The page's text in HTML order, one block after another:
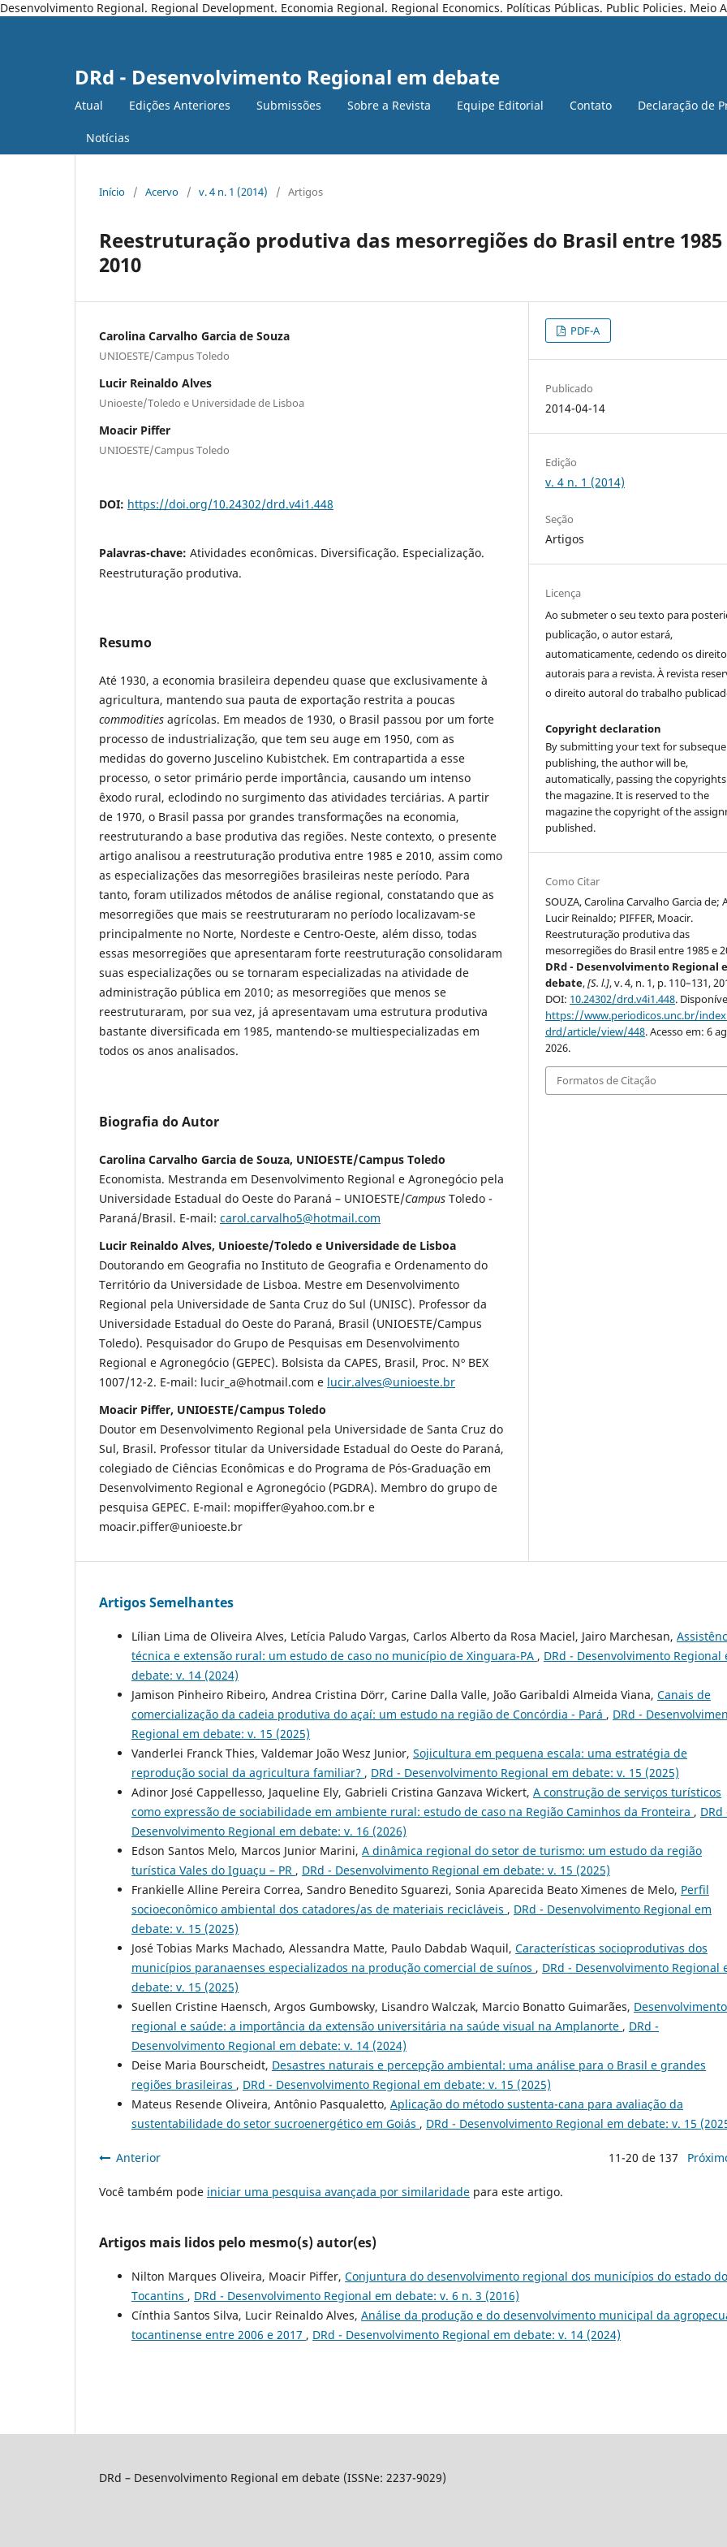
Desenvolvimento Regional. Regional Development. Economia Regional. Regional Economics. Políticas Públicas. Public Policies. Meio
DRd - Desenvolvimento Regional em debate
Atual Edições Anteriores Submissões Sobre a Revista Equipe Editorial Contato Declaração de
Notícias
Início / Acervo / v. 4 n. 1 (2014) / Artigos
Reestruturação produtiva das mesorregiões do Brasil entre 1985
2010
Carolina Carvalho Garcia de Souza
UNIOESTE/Campus Toledo
Lucir Reinaldo Alves
Unioeste/Toledo e Universidade de Lisboa
Moacir Piffer
UNIOESTE/Campus Toledo
DOI: https://doi.org/10.24302/drd.v4i1.448
Palavras-chave: Atividades econômicas. Diversificação. Especialização.
Reestruturação produtiva.
Resumo
Até 1930, a economia brasileira dependeu quase que exclusivamente à
agricultura, mantendo sua pauta de exportação restrita a poucas
commodities agrícolas. Em meados de 1930, o Brasil passou por um forte
processo de industrialização, que tem seu auge em 1950, com as
medidas do governo Juscelino Kubistchek. Em contrapartida a esse
processo, o setor primário perde importância, causando um intenso
êxodo rural, eclodindo no surgimento das atividades terciárias. A partir
de 1970, o Brasil passa por grandes transformações na economia,
reestruturando a base produtiva das regiões. Neste contexto, o presente
artigo analisou a reestruturação produtiva entre 1985 e 2010, assim como
as especializações das mesorregiões brasileiras neste período. Para
tanto, foram utilizados métodos de análise regional, constatando que as
mesorregiões que mais se reestruturaram no período localizavam-se
principalmente no Norte, Nordeste e Centro-Oeste, além disso, todas
essas mesorregiões que apresentaram forte reestruturação consolidaram
suas especializações ou se tornaram especializadas na atividade de
administração pública em 2010; as mesorregiões que menos se
reestruturaram, por sua vez, já apresentavam uma estrutura produtiva
bastante diversificada em 1985, mantendo-se multiespecializadas em
todos os anos analisados.
Biografia do Autor
Carolina Carvalho Garcia de Souza, UNIOESTE/Campus Toledo
Economista. Mestranda em Desenvolvimento Regional e Agronegócio pela
Universidade Estadual do Oeste do Paraná – UNIOESTE/Campus Toledo -
Paraná/Brasil. E-mail: carol.carvalho5@hotmail.com
Lucir Reinaldo Alves, Unioeste/Toledo e Universidade de Lisboa
Doutorando em Geografia no Instituto de Geografia e Ordenamento do
Território da Universidade de Lisboa. Mestre em Desenvolvimento
Regional pela Universidade de Santa Cruz do Sul (UNISC). Professor da
Universidade Estadual do Oeste do Paraná, Brasil (UNIOESTE/Campus
Toledo). Pesquisador do Grupo de Pesquisas em Desenvolvimento
Regional e Agronegócio (GEPEC). Bolsista da CAPES, Brasil, Proc. Nº BEX
1007/12-2. E-mail: lucir_a@hotmail.com e lucir.alves@unioeste.br
Moacir Piffer, UNIOESTE/Campus Toledo
Doutor em Desenvolvimento Regional pela Universidade de Santa Cruz do
Sul, Brasil. Professor titular da Universidade Estadual do Oeste do Paraná,
colegiado de Ciências Econômicas e do Programa de Pós-Graduação em
Desenvolvimento Regional e Agronegócio (PGDRA). Membro do grupo de
pesquisa GEPEC. E-mail: mopiffer@yahoo.com.br e
moacir.piffer@unioeste.br
PDF-A
Publicado
2014-04-14
Edição
v. 4 n. 1 (2014)
Seção
Artigos
Licença
Ao submeter o seu texto para
publicação, o autor estará,
automaticamente, cedendo os
autorais para a revista. À revista
o direito autoral do trabalho
Copyright declaration
By submitting your text for
publishing, the author will be,
automatically, passing the
the magazine. It is reserved to the
magazine the copyright of the
published.
Como Citar
SOUZA, Carolina Carvalho Garcia de;
Lucir Reinaldo; PIFFER, Moacir.
Reestruturação produtiva das
mesorregiões do Brasil entre 1985 e
DRd - Desenvolvimento Regional
debate,[S. l.], v. 4, n. 1, p. 110–131,
DOI: 10.24302/drd.v4i1.448.
https://www.periodicos.unc.br/
drd/article/view/448. Acesso em: 6
2026.
Formatos de Citação
Artigos Semelhantes
Lílian Lima de Oliveira Alves, Letícia Paludo Vargas, Carlos Alberto da Rosa Maciel, Jairo Marchesan,
técnica e extensão rural: um estudo de caso no município de Xinguara-PA , DRd - Desenvolvimento Regional
debate: v. 14 (2024)
Jamison Pinheiro Ribeiro, Andrea Cristina Dörr, Carine Dalla Valle, João Garibaldi Almeida Viana, Canais de
comercialização da cadeia produtiva do açaí: um estudo na região de Concórdia - Pará , DRd -
Regional em debate: v. 15 (2025)
Vanderlei Franck Thies, Valdemar João Wesz Junior, Sojicultura em pequena escala: uma estratégia de
reprodução social da agricultura familiar? , DRd - Desenvolvimento Regional em debate: v. 15 (2025)
Adinor José Cappellesso, Jaqueline Ely, Gabrieli Cristina Ganzava Wickert, A construção de serviços turísticos
como expressão de sociabilidade em ambiente rural: estudo de caso na Região Caminhos da Fronteira , DRd
Desenvolvimento Regional em debate: v. 16 (2026)
Edson Santos Melo, Marcos Junior Marini, A dinâmica regional do setor de turismo: um estudo da região
turística Vales do Iguaçu – PR , DRd - Desenvolvimento Regional em debate: v. 15 (2025)
Frankielle Alline Pereira Correa, Sandro Benedito Sguarezi, Sonia Aparecida Beato Ximenes de Melo, Perfil
socioeconômico ambiental dos catadores/as de materiais recicláveis , DRd - Desenvolvimento Regional em
debate: v. 15 (2025)
José Tobias Marks Machado, Alessandra Matte, Paulo Dabdab Waquil, Características socioprodutivas dos
municípios paranaenses especializados na produção comercial de suínos , DRd - Desenvolvimento Regional
debate: v. 15 (2025)
Suellen Cristine Haensch, Argos Gumbowsky, Lisandro Walczak, Marcio Bonatto Guimarães, Desenvolvimento
regional e saúde: a importância da extensão universitária na saúde visual na Amplanorte , DRd -
Desenvolvimento Regional em debate: v. 14 (2024)
Deise Maria Bourscheidt, Desastres naturais e percepção ambiental: uma análise para o Brasil e grandes
regiões brasileiras , DRd - Desenvolvimento Regional em debate: v. 15 (2025)
Mateus Resende Oliveira, Antônio Pasqualetto, Aplicação do método sustenta-cana para avaliação da
sustentabilidade do setor sucroenergético em Goiás , DRd - Desenvolvimento Regional em debate: v. 15
Anterior 11-20 de 137
Você também pode iniciar uma pesquisa avançada por similaridade para este artigo.
Artigos mais lidos pelo mesmo(s) autor(es)
Nilton Marques Oliveira, Moacir Piffer, Conjuntura do desenvolvimento regional dos municípios do estado do
Tocantins , DRd - Desenvolvimento Regional em debate: v. 6 n. 3 (2016)
Cínthia Santos Silva, Lucir Reinaldo Alves, Análise da produção e do desenvolvimento municipal da
tocantinense entre 2006 e 2017 , DRd - Desenvolvimento Regional em debate: v. 14 (2024)
DRd – Desenvolvimento Regional em debate (ISSNe: 2237-9029)